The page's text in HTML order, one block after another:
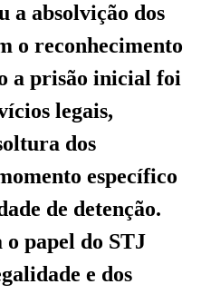
a absolvição dos
o reconhecimento
a prisão inicial foi
legais,
dos
específico
de detenção.
o papel do STJ
e dos